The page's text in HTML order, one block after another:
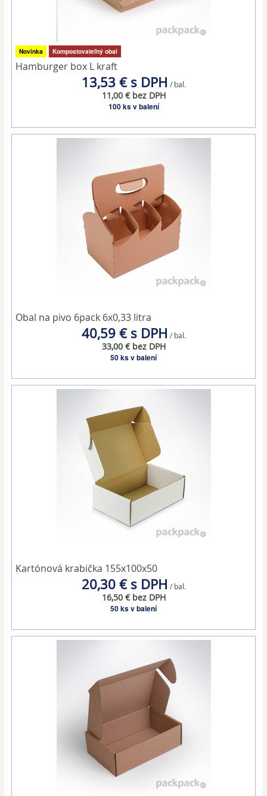
môžu príslušné informácie skombinovať s ďalšími
Novinka Kompostovateľný obal
Hamburger box L kraft
13,53 € s DPH / bal.
11,00 € bez DPH
100 ks v balení
Obal na pivo 6pack 6x0,33 litra
40,59 € s DPH / bal.
33,00 € bez DPH
50 ks v balení
Kartónová krabička 155x100x50
20,30 € s DPH / bal.
16,50 € bez DPH
50 ks v balení